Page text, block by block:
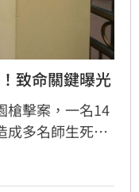
致命關鍵曝光
槍擊案，一名14
成多名師生死
案發前已在家